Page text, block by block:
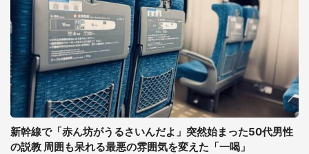
新幹線で「赤ん坊がうるさいんだよ」突然始まった50代男性
の説教 周囲も呆れる最悪の雰囲気を変えた「一喝」